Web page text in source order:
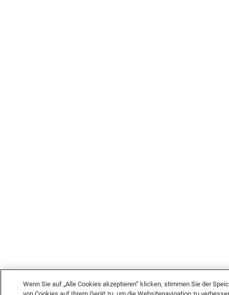
Wenn Sie auf „Alle Cookies akzeptieren“ klicken, stimmen Sie der